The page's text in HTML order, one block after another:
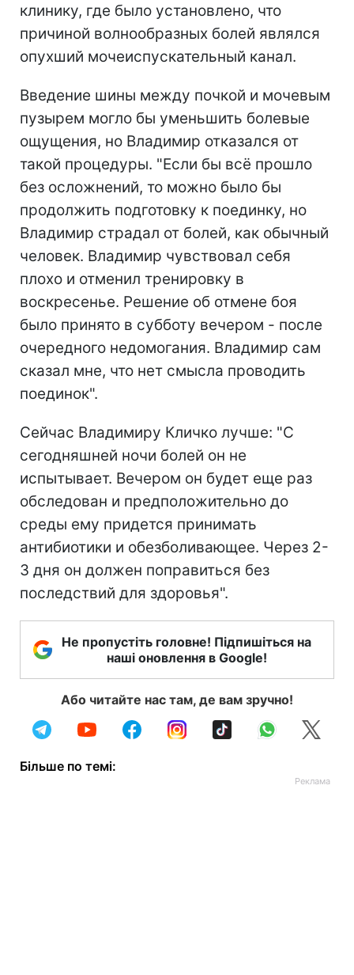
клинику, где было установлено, что
причиной волнообразных болей являлся
опухший мочеиспускательный канал.
Введение шины между почкой и мочевым
пузырем могло бы уменьшить болевые
ощущения, но Владимир отказался от
такой процедуры. "Если бы всё прошло
без осложнений, то можно было бы
продолжить подготовку к поединку, но
Владимир страдал от болей, как обычный
человек. Владимир чувствовал себя
плохо и отменил тренировку в
воскресенье. Решение об отмене боя
было принято в субботу вечером - после
очередного недомогания. Владимир сам
сказал мне, что нет смысла проводить
поединок".
Сейчас Владимиру Кличко лучше: "С
сегодняшней ночи болей он не
испытывает. Вечером он будет еще раз
обследован и предположительно до
среды ему придется принимать
антибиотики и обезболивающее. Через 2-
3 дня он должен поправиться без
последствий для здоровья".
Не пропустіть головне! Підпишіться на
наші оновлення в Google!
Або читайте нас там, де вам зручно!
Більше по темі: